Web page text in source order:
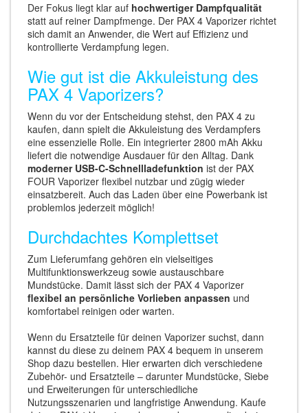
Der Fokus liegt klar auf hochwertiger Dampfqualität
statt auf reiner Dampfmenge. Der PAX 4 Vaporizer richtet
sich damit an Anwender, die Wert auf Effizienz und
kontrollierte Verdampfung legen.
Wie gut ist die Akkuleistung des
PAX 4 Vaporizers?
Wenn du vor der Entscheidung stehst, den PAX 4 zu
kaufen, dann spielt die Akkuleistung des Verdampfers
eine essenzielle Rolle. Ein integrierter 2800 mAh Akku
liefert die notwendige Ausdauer für den Alltag. Dank
moderner USB-C-Schnellladefunktion ist der PAX
FOUR Vaporizer flexibel nutzbar und zügig wieder
einsatzbereit. Auch das Laden über eine Powerbank ist
problemlos jederzeit möglich!
Durchdachtes Komplettset
Zum Lieferumfang gehören ein vielseitiges
Multifunktionswerkzeug sowie austauschbare
Mundstücke. Damit lässt sich der PAX 4 Vaporizer
flexibel an persönliche Vorlieben anpassen und
komfortabel reinigen oder warten.
Wenn du Ersatzteile für deinen Vaporizer suchst, dann
kannst du diese zu deinem PAX 4 bequem in unserem
Shop dazu bestellen. Hier erwarten dich verschiedene
Zubehör- und Ersatzteile – darunter Mundstücke, Siebe
und Erweiterungen für unterschiedliche
Nutzungsszenarien und langfristige Anwendung. Kaufe